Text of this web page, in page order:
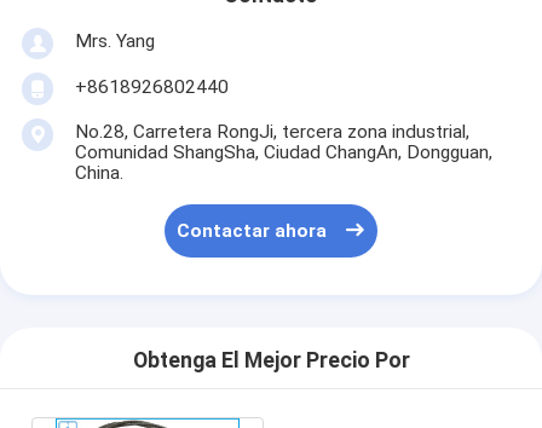
Mrs. Yang
+8618926802440
No.28, Carretera RongJi, tercera zona industrial,
Comunidad ShangSha, Ciudad ChangAn, Dongguan,
China.
Contactar ahora
Obtenga El Mejor Precio Por